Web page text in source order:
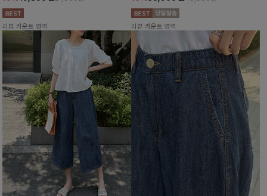
리뷰 카운트 영역 리뷰 카운트 영역